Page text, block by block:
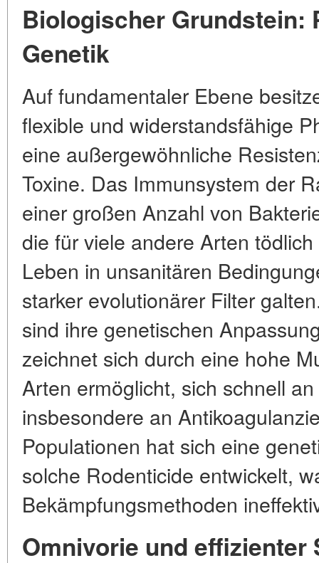
Biologischer Grundstein:
Genetik
Auf fundamentaler Ebene
flexible und widerstandsfähige
eine außergewöhnliche
Toxine. Das Immunsystem der
einer großen Anzahl von
die für viele andere Arten
Leben in unsanitären
starker evolutionärer Filter
sind ihre genetischen
zeichnet sich durch eine hohe
Arten ermöglicht, sich schnell
insbesondere an
Populationen hat sich eine
solche Rodenticide entwickelt,
Bekämpfungsmethoden
Omnivorie und effizienter